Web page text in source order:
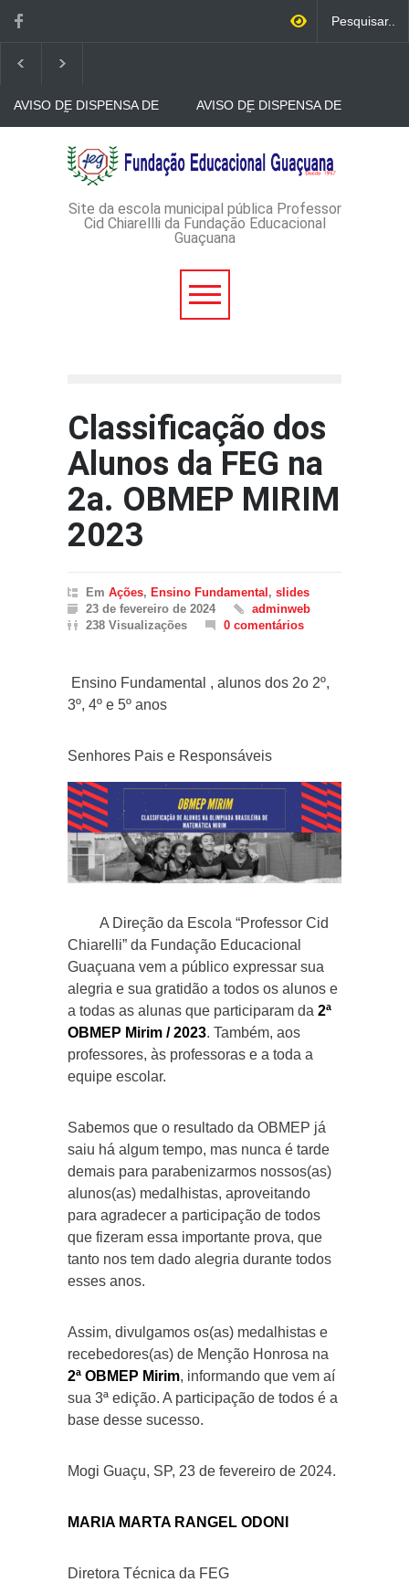
AVISO DE DISPENSA DE
LICITAÇÃO Nº 53/2026-
PROCESSO
ADMINISTRATIVO Nº
165/2026
AVISO DE DISPENSA DE
LICITAÇÃO Nº 52/2026-
ADMINISTRATIVO Nº
149/2026
AVISO DE DISPENSA DE
LICITAÇÃO - DISPENSA DE
LICITAÇÃO Nº 51/2026 -
ADMINISTRATIVO Nº
Site da escola municipal pública Professor
Cid Chiarellli da Fundação Educacional
Guaçuana
Classificação dos
Alunos da FEG na
2a. OBMEP MIRIM
2023
Em Ações, Ensino Fundamental , slides
23 de fevereiro de 2024
adminweb
238 Visualizações
0 comentários
Ensino Fundamental , alunos dos 2o 2º,
3º, 4º e 5º anos
Senhores Pais e Responsáveis
A Direção da Escola “Professor Cid
Chiarelli” da Fundação Educacional
Guaçuana vem a público expressar sua
alegria e sua gratidão a todos os alunos e
a todas as alunas que participaram da 2ª
OBMEP Mirim / 2023. Também, aos
professores, às professoras e a toda a
equipe escolar.
Sabemos que o resultado da OBMEP já
saiu há algum tempo, mas nunca é tarde
demais para parabenizarmos nossos(as)
alunos(as) medalhistas, aproveitando
para agradecer a participação de todos
que fizeram essa importante prova, que
tanto nos tem dado alegria durante todos
esses anos.
Assim, divulgamos os(as) medalhistas e
recebedores(as) de Menção Honrosa na
2ª OBMEP Mirim, informando que vem aí
sua 3ª edição. A participação de todos é a
base desse sucesso.
Mogi Guaçu, SP, 23 de fevereiro de 2024.
MARIA MARTA RANGEL ODONI
Diretora Técnica da FEG